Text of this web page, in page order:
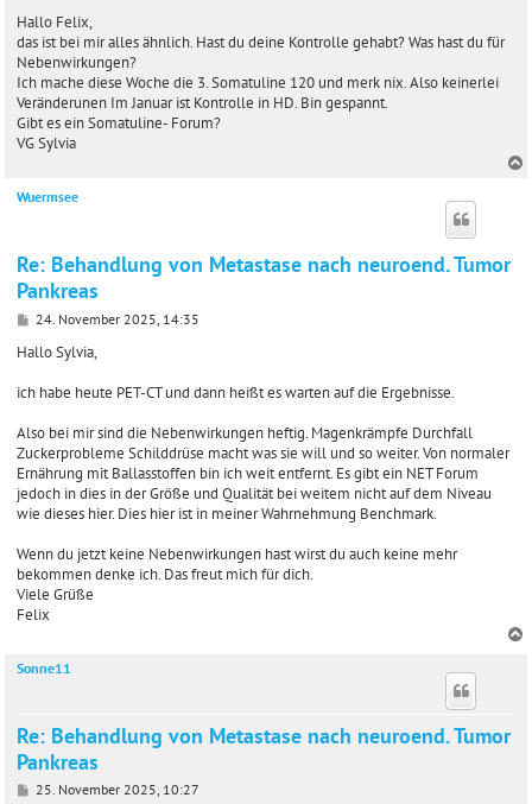
i
t
a
g
Hallo Felix,
das ist bei mir alles ähnlich. Hast du deine Kontrolle gehabt? Was hast du für
Nebenwirkungen?
Ich mache diese Woche die 3. Somatuline 120 und merk nix. Also keinerlei
Veränderunen Im Januar ist Kontrolle in HD. Bin gespannt.
Gibt es ein Somatuline- Forum?
VG Sylvia
Wuermsee
Re: Behandlung von Metastase nach neuroend. Tumor
Pankreas
B
i
a
24. November 2025, 14:35
Hallo Sylvia,
ich habe heute PET-CT und dann heißt es warten auf die Ergebnisse.
Also bei mir sind die Nebenwirkungen heftig. Magenkrämpfe Durchfall
Zuckerprobleme Schilddrüse macht was sie will und so weiter. Von normaler
Ernährung mit Ballasstoffen bin ich weit entfernt. Es gibt ein NET Forum
jedoch in dies in der Größe und Qualität bei weitem nicht auf dem Niveau
wie dieses hier. Dies hier ist in meiner Wahrnehmung Benchmark.
Wenn du jetzt keine Nebenwirkungen hast wirst du auch keine mehr
bekommen denke ich. Das freut mich für dich.
Viele Grüße
Felix
Sonne11
Re: Behandlung von Metastase nach neuroend. Tumor
Pankreas
B25. November 2025, 10:27